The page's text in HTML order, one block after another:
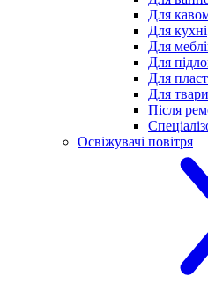
Для
Для кухні
Для
Для
Для
Для
Після
Освіжувачі повітря